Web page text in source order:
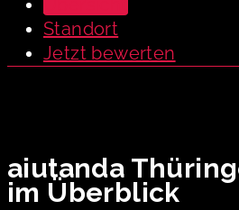
Standort
Jetzt bewerten
aiutanda
im Überblick